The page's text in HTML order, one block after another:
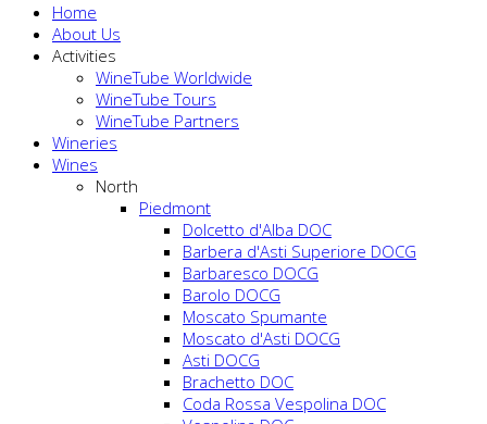
Home
About Us
Activities
WineTube Worldwide
WineTube Tours
WineTube Partners
Wineries
Wines
North
Piedmont
Dolcetto d'Alba DOC
Barbera d'Asti Superiore DOCG
Barbaresco DOCG
Barolo DOCG
Moscato Spumante
Moscato d'Asti DOCG
Asti DOCG
Brachetto DOC
Coda Rossa Vespolina DOC